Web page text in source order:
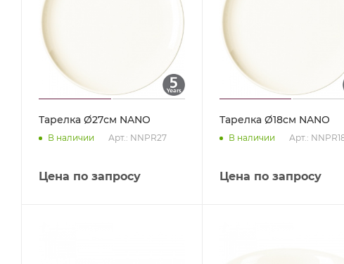
Тарелка Ø27см NANO
В наличии Арт.: NNPR27
Цена по запросу
Тарелка Ø18см NANO
В наличии Арт.:
Цена по запросу